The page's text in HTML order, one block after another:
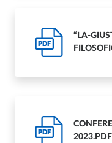
PDF
“LA-
PDF
2023.PDF